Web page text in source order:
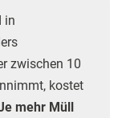
in
zwischen 10
kostet
mehr Müll